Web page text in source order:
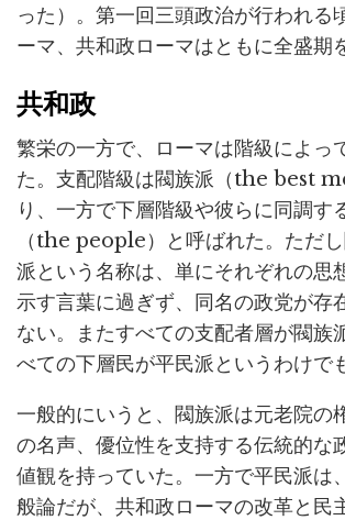
った）。第一回三頭政治が行われる
ーマ、共和政ローマはともに全盛期
共和政
繁栄の一方で、ローマは階級によっ
た。支配階級は閥族派（the best
り、一方で下層階級や彼らに同調す
（the people）と呼ばれた。ただ
派という名称は、単にそれぞれの思
示す言葉に過ぎず、同名の政党が存
ない。またすべての支配者層が閥族
べての下層民が平民派というわけで
一般的にいうと、閥族派は元老院の
の名声、優位性を支持する伝統的な
値観を持っていた。一方で平民派は
般論だが、共和政ローマの改革と民